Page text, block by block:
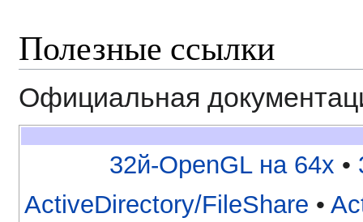
Полезные ссылки
Официальная
32й-OpenGL на 64x •
ActiveDirectory/FileShare •